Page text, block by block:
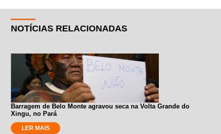
NOTÍCIAS RELACIONADAS
Barragem de Belo Monte agravou seca na Volta Grande do
Xingu, no Pará
LER MAIS